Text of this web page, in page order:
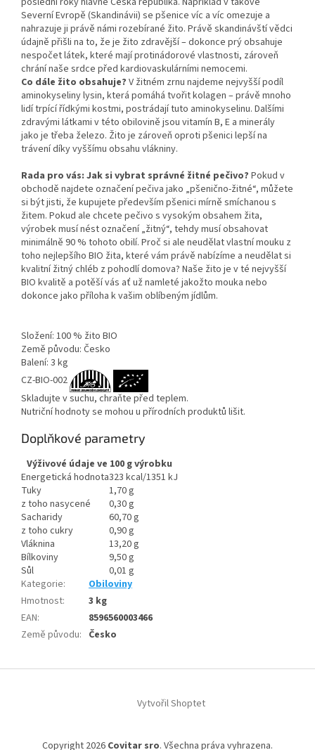
Severní Evropě (Skandinávii) se pšenice víc a víc omezuje a
nahrazuje ji právě námi rozebírané žito. Právě skandinávští vědci
údajně přišli na to, že je žito zdravější – dokonce prý obsahuje
nespočet látek, které mají protinádorové vlastnosti, zároveň
chrání naše srdce před kardiovaskulárními nemocemi.
Co dále žito obsahuje? V žitném zrnu najdeme nejvyšší podíl
aminokyseliny lysin, která pomáhá tvořit kolagen – právě mnoho
lidí trpící řídkými kostmi, postrádají tuto aminokyselinu. Dalšími
zdravými látkami v této obilovině jsou vitamín B, E a minerály
jako je třeba železo. Žito je zároveň oproti pšenici lepší na
trávení díky vyššímu obsahu vlákniny.
Rada pro vás: Jak si vybrat správné žitné pečivo? Pokud v
obchodě najdete označení pečiva jako „pšenično-žitné“, můžete
si být jisti, že kupujete především pšenici mírně smíchanou s
žitem. Pokud ale chcete pečivo s vysokým obsahem žita,
výrobek musí nést označení „žitný“, tehdy musí obsahovat
minimálně 90 % tohoto obilí. Proč si ale neudělat vlastní mouku z
toho nejlepšího BIO žita, které vám právě nabízíme a neudělat si
kvalitní žitný chléb z pohodlí domova? Naše žito je v té nejvyšší
BIO kvalitě a potěší vás ať už namleté jakožto mouka nebo
dokonce jako příloha k vašim oblíbeným jídlům.
Složení: 100 % žito BIO
Země původu: Česko
Balení: 3 kg
CZ-BIO-002
Skladujte v suchu, chraňte před teplem.
Nutriční hodnoty se mohou u přírodních produktů lišit.
Doplňkové parametry
Výživové údaje ve 100 g výrobku
Energetická hodnota323 kcal/1351 kJ
Tuky
1,70 g
z toho nasycené
0,30 g
Sacharidy
60,70 g
z toho cukry
0,90 g
Vláknina
13,20 g
Bílkoviny
9,50 g
Sůl
0,01 g
Kategorie:
Obiloviny
Hmotnost:
3 kg
EAN:
8596560003466
Země původu: Česko
Vytvořil Shoptet
Copyright 2026 Covitar sro. Všechna práva vyhrazena.